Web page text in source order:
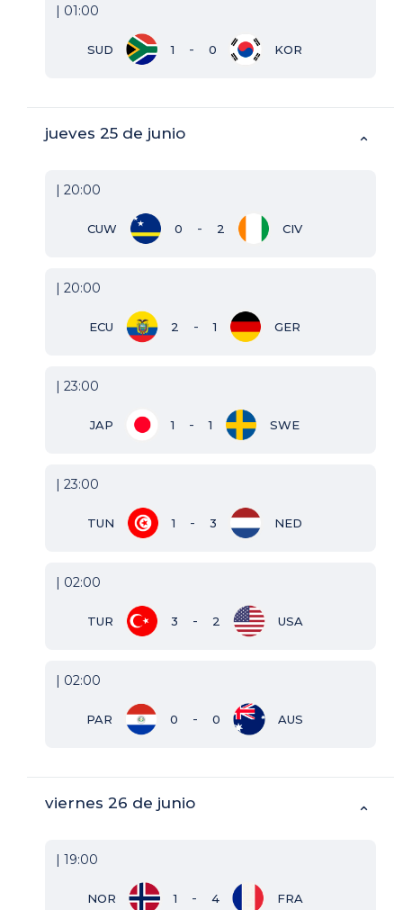
| 01:00
SUD 1 - 0 KOR
jueves 25 de junio ⌃
| 20:00
CUW 0 - 2 CIV
| 20:00
ECU 2 - 1 GER
| 23:00
JAP 1 - 1 SWE
| 23:00
TUN 1 - 3 NED
| 02:00
TUR 3 - 2 USA
| 02:00
PAR 0 - 0 AUS
viernes 26 de junio ⌃
| 19:00
NOR 1 - 4 FRA